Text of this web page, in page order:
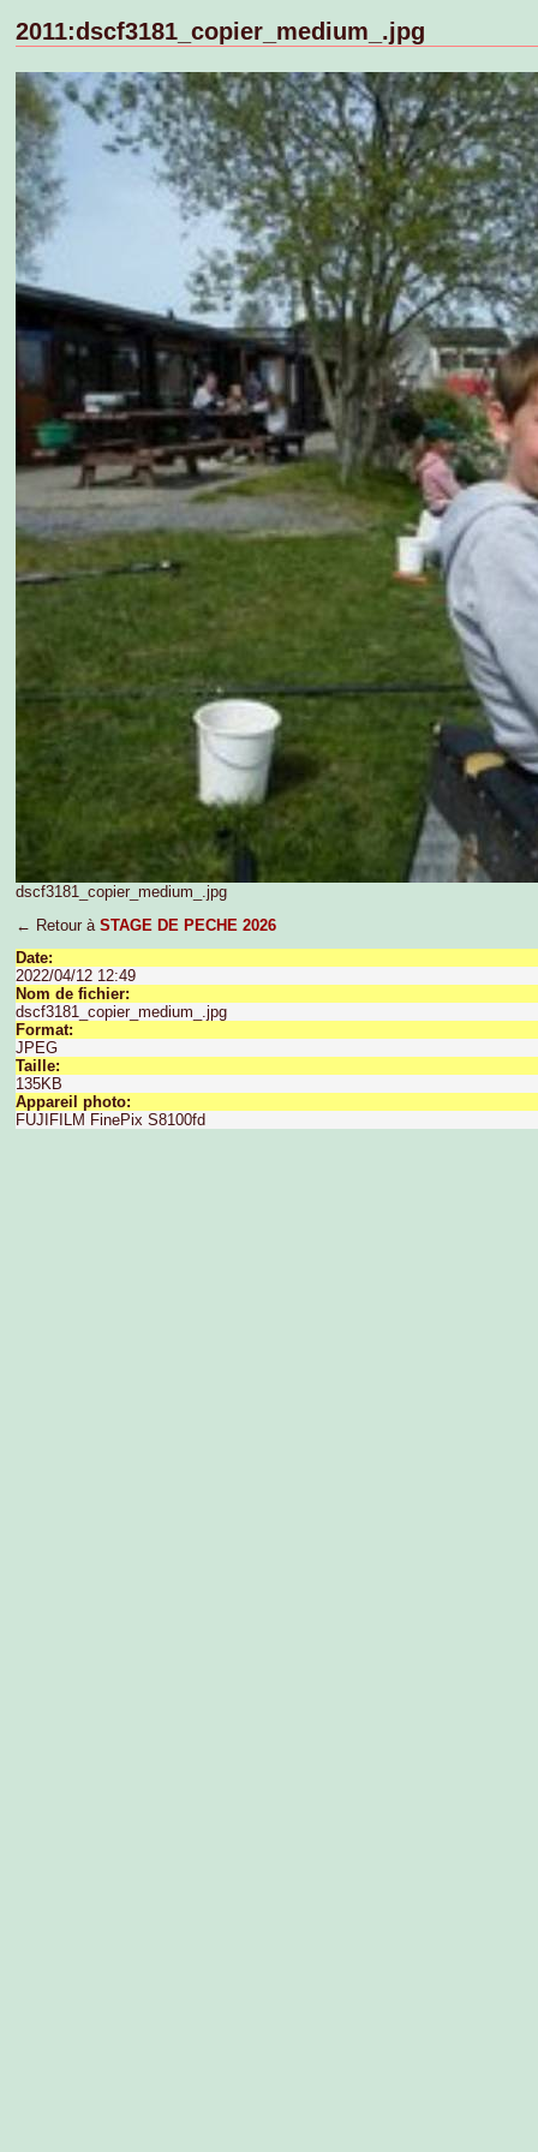
2011:dscf3181_copier_medium_.jpg
dscf3181_copier_medium_.jpg
← Retour à STAGE DE PECHE 2026
Date:
2022/04/12 12:49
Nom de fichier:
dscf3181_copier_medium_.jpg
Format:
JPEG
Taille:
135KB
Appareil photo:
FUJIFILM FinePix S8100fd